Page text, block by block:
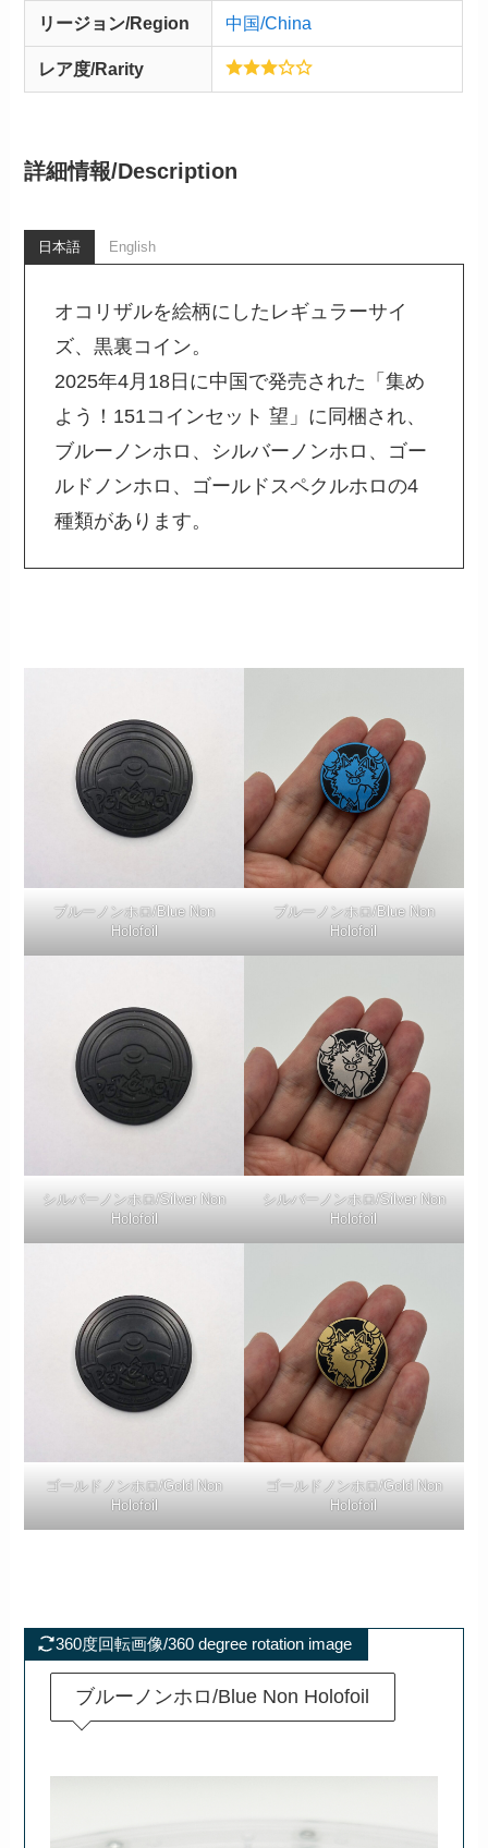
リージョン/Region 中国/China
レア度/Rarity
詳細情報/Description
日本語 English
オコリザルを絵柄にしたレギュラーサイ
ズ、黒裏コイン。
2025年4月18日に中国で発売された「集め
よう！151コインセット 望」に同梱され、
ブルーノンホロ、シルバーノンホロ、ゴー
ルドノンホロ、ゴールドスペクルホロの4
種類があります。
ブルーノンホロ/Blue Non
Holofoil
ブルーノンホロ/Blue Non
Holofoil
シルバーノンホロ/Silver Non
Holofoil
シルバーノンホロ/Silver Non
Holofoil
ゴールドノンホロ/Gold Non
Holofoil
ゴールドノンホロ/Gold Non
Holofoil
360度回転画像/360 degree rotation image
ブルーノンホロ/Blue Non Holofoil